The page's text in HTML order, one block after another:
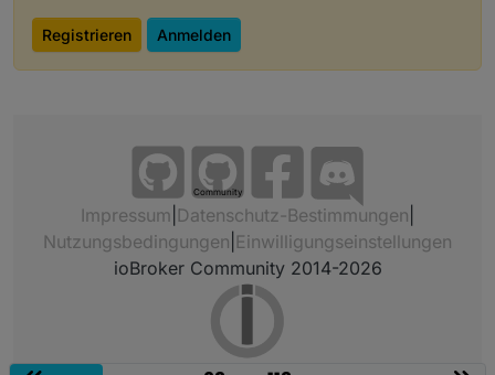
Registrieren Anmelden
Community
Impressum Datenschutz-Bestimmungen
Nutzungsbedingungen Einwilligungseinstellungen
ioBroker Community 2014-2026